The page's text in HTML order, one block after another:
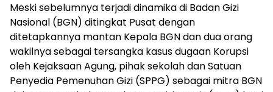
Meski sebelumnya terjadi dinamika di Badan Gizi
Nasional (BGN) ditingkat Pusat dengan
ditetapkannya mantan Kepala BGN dan dua orang
wakilnya sebagai tersangka kasus dugaan Korupsi
oleh Kejaksaan Agung, pihak sekolah dan Satuan
Penyedia Pemenuhan Gizi (SPPG) sebagai mitra BGN